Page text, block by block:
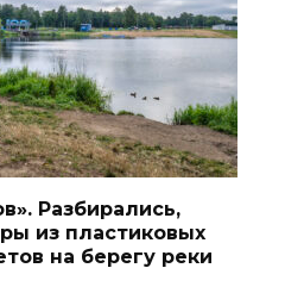
Разбирались,
из пластиковых
на берегу реки